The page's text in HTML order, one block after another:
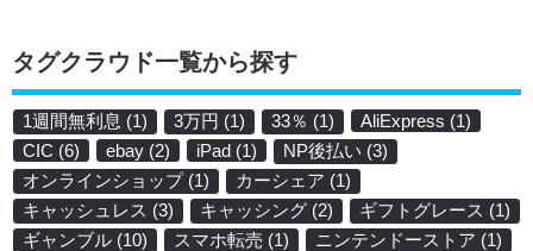
タグクラウド一覧から探す
1週間無利息 (1) 3万円 (1) 33％ (1) AliExpress (1)
CIC (6) ebay (2) iPad (1) NP後払い (3)
オンラインショップ(1) カーシェア (1)
キャッシュレス (3) キャッシング (2) ギフトグレース (1)
ギャンブル (10) スマホ転売 (1) ニンテンドーストア (1)